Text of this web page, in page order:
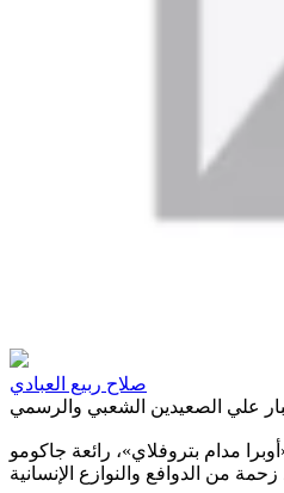
صلاح ربيع العبادي
مدام بتروفلاي»، رائعة جاكومو